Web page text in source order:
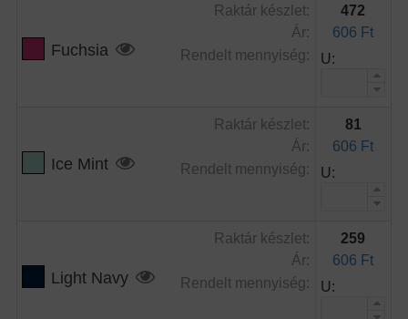
Fuchsia
Raktár készlet:
Ár:
Rendelt mennyiség:
472
606 Ft
U:
Ice Mint
Raktár készlet:
Ár:
Rendelt mennyiség:
81
606 Ft
U:
Light Navy
Raktár készlet:
Ár:
Rendelt mennyiség:
259
606 Ft
U: